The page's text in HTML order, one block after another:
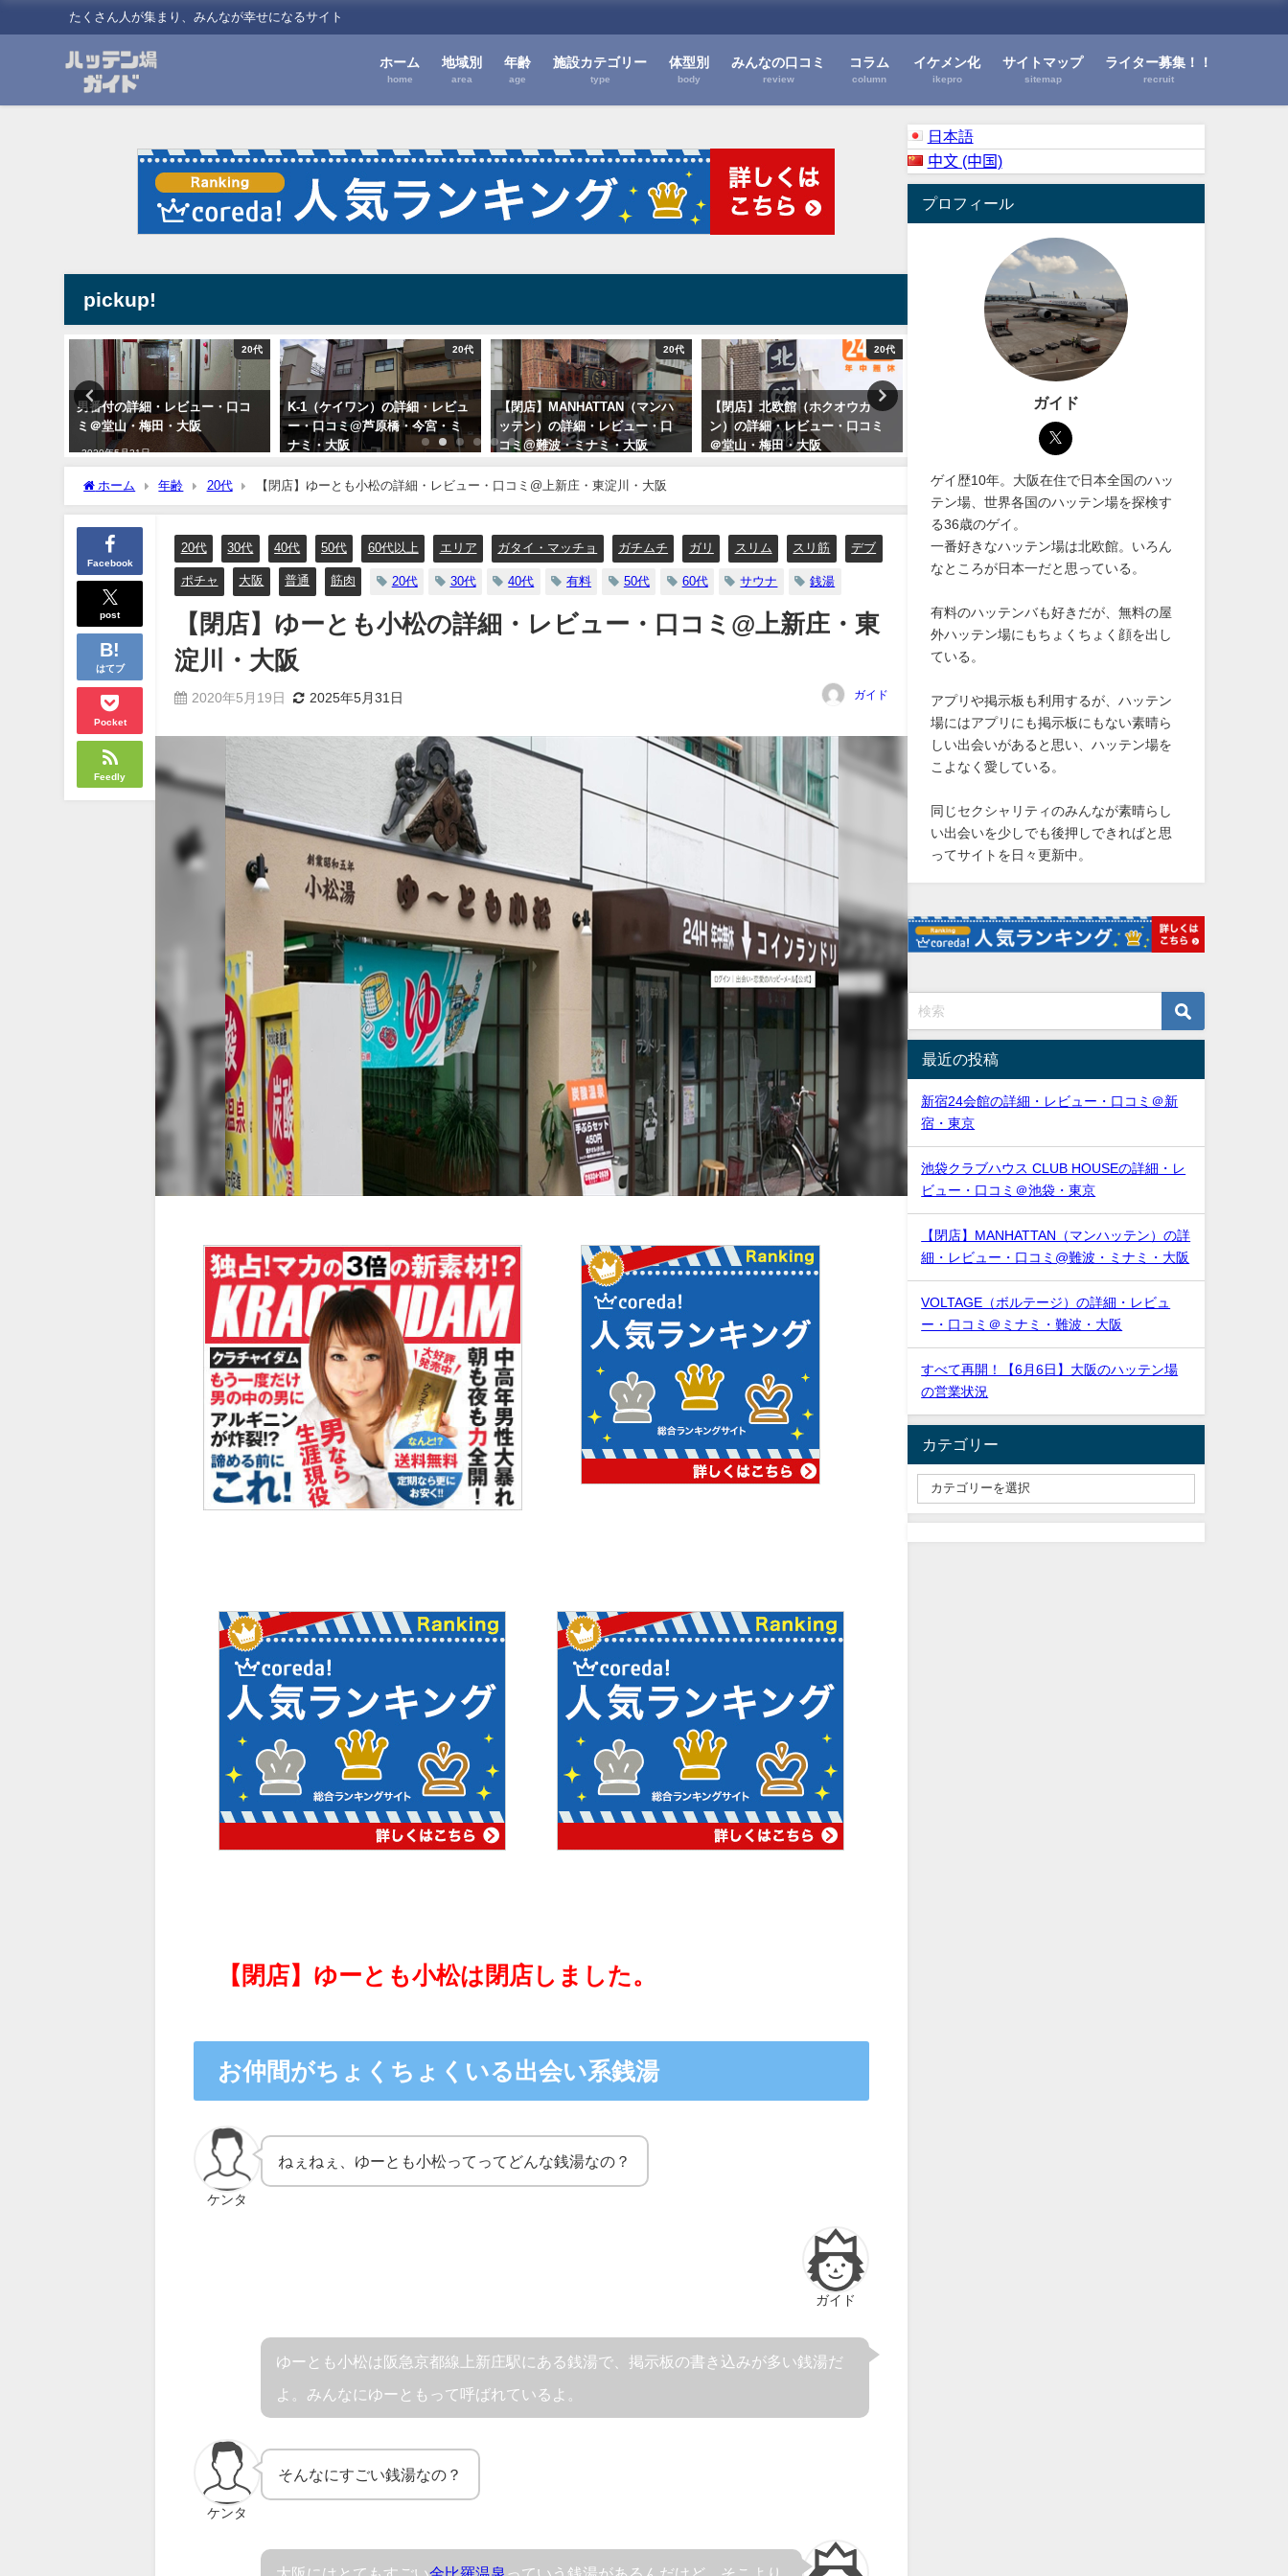
たくさん人が集まり、みんなが幸せになるサイト
ホーム
home
地域別
area
年齢
age
施設カテゴリー
type
体型別
body
みんなの口コミ
review
コラム
column
イケメン化
ikepro
サイトマップ
sitemap
ライター募集！！
recruit
pickup!
20代
男番付の詳細・レビュー・口コ
ミ＠堂山・梅田・大阪
2020年5月21日
20代
K-1（ケイワン）の詳細・レビュ
ー・口コミ@芦原橋・今宮・ミ
ナミ・大阪
20代
【閉店】MANHATTAN（マンハ
ッテン）の詳細・レビュー・口
コミ@難波・ミナミ・大阪
20代
【閉店】北欧館（ホクオウカ
ン）の詳細・レビュー・口コミ
＠堂山・梅田・大阪
20代
ビデオの鉄人の詳細・レビュ
ー・口コミ＠京橋・大阪
ホーム 年齢 20代 【閉店】ゆーとも小松の詳細・レビュー・口コミ@上新庄・東淀川・大阪
Facebook
post
はてブ
Pocket
Feedly
20代 30代 40代 50代 60代以上 エリア ガタイ・マッチョ ガチムチ ガリ スリム スリ筋 デブ
ポチャ 大阪 普通 筋肉 20代 30代 40代 有料 50代 60代 サウナ 銭湯
【閉店】ゆーとも小松の詳細・レビュー・口コミ@上新庄・東
淀川・大阪
2020年5月19日 2025年5月31日 ガイド
【閉店】ゆーとも小松は閉店しました。
お仲間がちょくちょくいる出会い系銭湯
ケンタ
ねぇねぇ、ゆーとも小松ってってどんな銭湯なの？
ガイド
ゆーとも小松は阪急京都線上新庄駅にある銭湯で、掲示板の書き込みが多い銭湯だ
よ。みんなにゆーともって呼ばれているよ。
ケンタ
そんなにすごい銭湯なの？
日本語
中文 (中国)
プロフィール
ガイド
ゲイ歴10年。大阪在住で日本全国のハッ
テン場、世界各国のハッテン場を探検す
る36歳のゲイ。
一番好きなハッテン場は北欧館。いろん
なところが日本一だと思っている。
有料のハッテンバも好きだが、無料の屋
外ハッテン場にもちょくちょく顔を出し
ている。
アプリや掲示板も利用するが、ハッテン
場にはアプリにも掲示板にもない素晴ら
しい出会いがあると思い、ハッテン場を
こよなく愛している。
同じセクシャリティのみんなが素晴らし
い出会いを少しでも後押しできればと思
ってサイトを日々更新中。
最近の投稿
新宿24会館の詳細・レビュー・口コミ＠新
宿・東京
池袋クラブハウス CLUB HOUSEの詳細・レ
ビュー・口コミ＠池袋・東京
【閉店】MANHATTAN（マンハッテン）の詳
細・レビュー・口コミ@難波・ミナミ・大阪
VOLTAGE（ボルテージ）の詳細・レビュ
ー・口コミ＠ミナミ・難波・大阪
すべて再開！【6月6日】大阪のハッテン場
の営業状況
カテゴリー